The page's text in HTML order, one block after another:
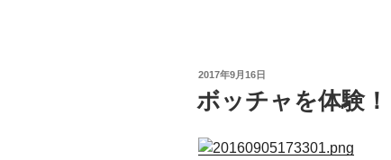
投
日:
2017年9月16日
ボッチャを体験！